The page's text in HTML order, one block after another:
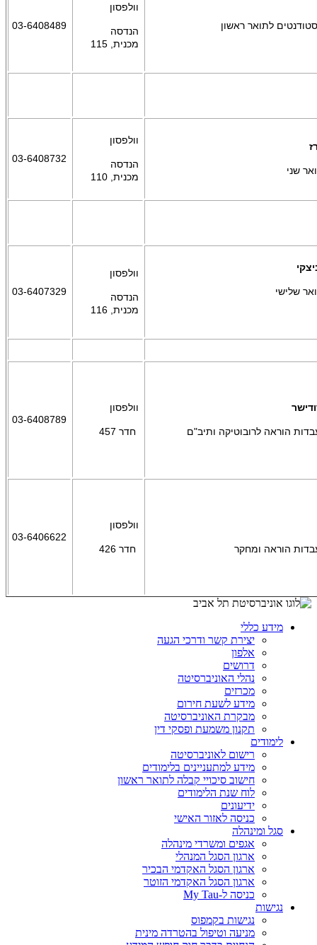
לתואר ראשון
וולפסון
הנדסה
מכנית, 115
03-6408489
שני
וולפסון
הנדסה
מכנית, 110
03-6408732
שלישי
וולפסון
הנדסה
מכנית, 116
03-6407329
הוראה לרובוטיקה ותיב"ם
וולפסון
חדר 457
03-6408789
הוראה ומחקר
וולפסון
חדר 426
03-6406622
מידע כללי
יצירת קשר ודרכי הגעה
אלפון
דרושים
נהלי האוניברסיטה
מכרזים
מידע לשעת חירום
מבקרת האוניברסיטה
תקנון משמעת ופסקי דין
לימודים
רישום לאוניברסיטה
מידע למתעניינים בלימודים
חישוב סיכויי קבלה לתואר ראשון
לוח שנת הלימודים
ידיעונים
כניסה לאזור האישי
סגל ומינהלה
אגפים ומשרדי מינהלה
ארגון הסגל המנהלי
ארגון הסגל האקדמי הבכיר
ארגון הסגל האקדמי הזוטר
כניסה ל-My Tau
נגישות
נגישות בקמפוס
מניעה וטיפול בהטרדה מינית